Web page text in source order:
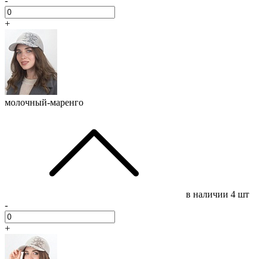
+
молочный-маренго
в наличии 4 шт
-
+